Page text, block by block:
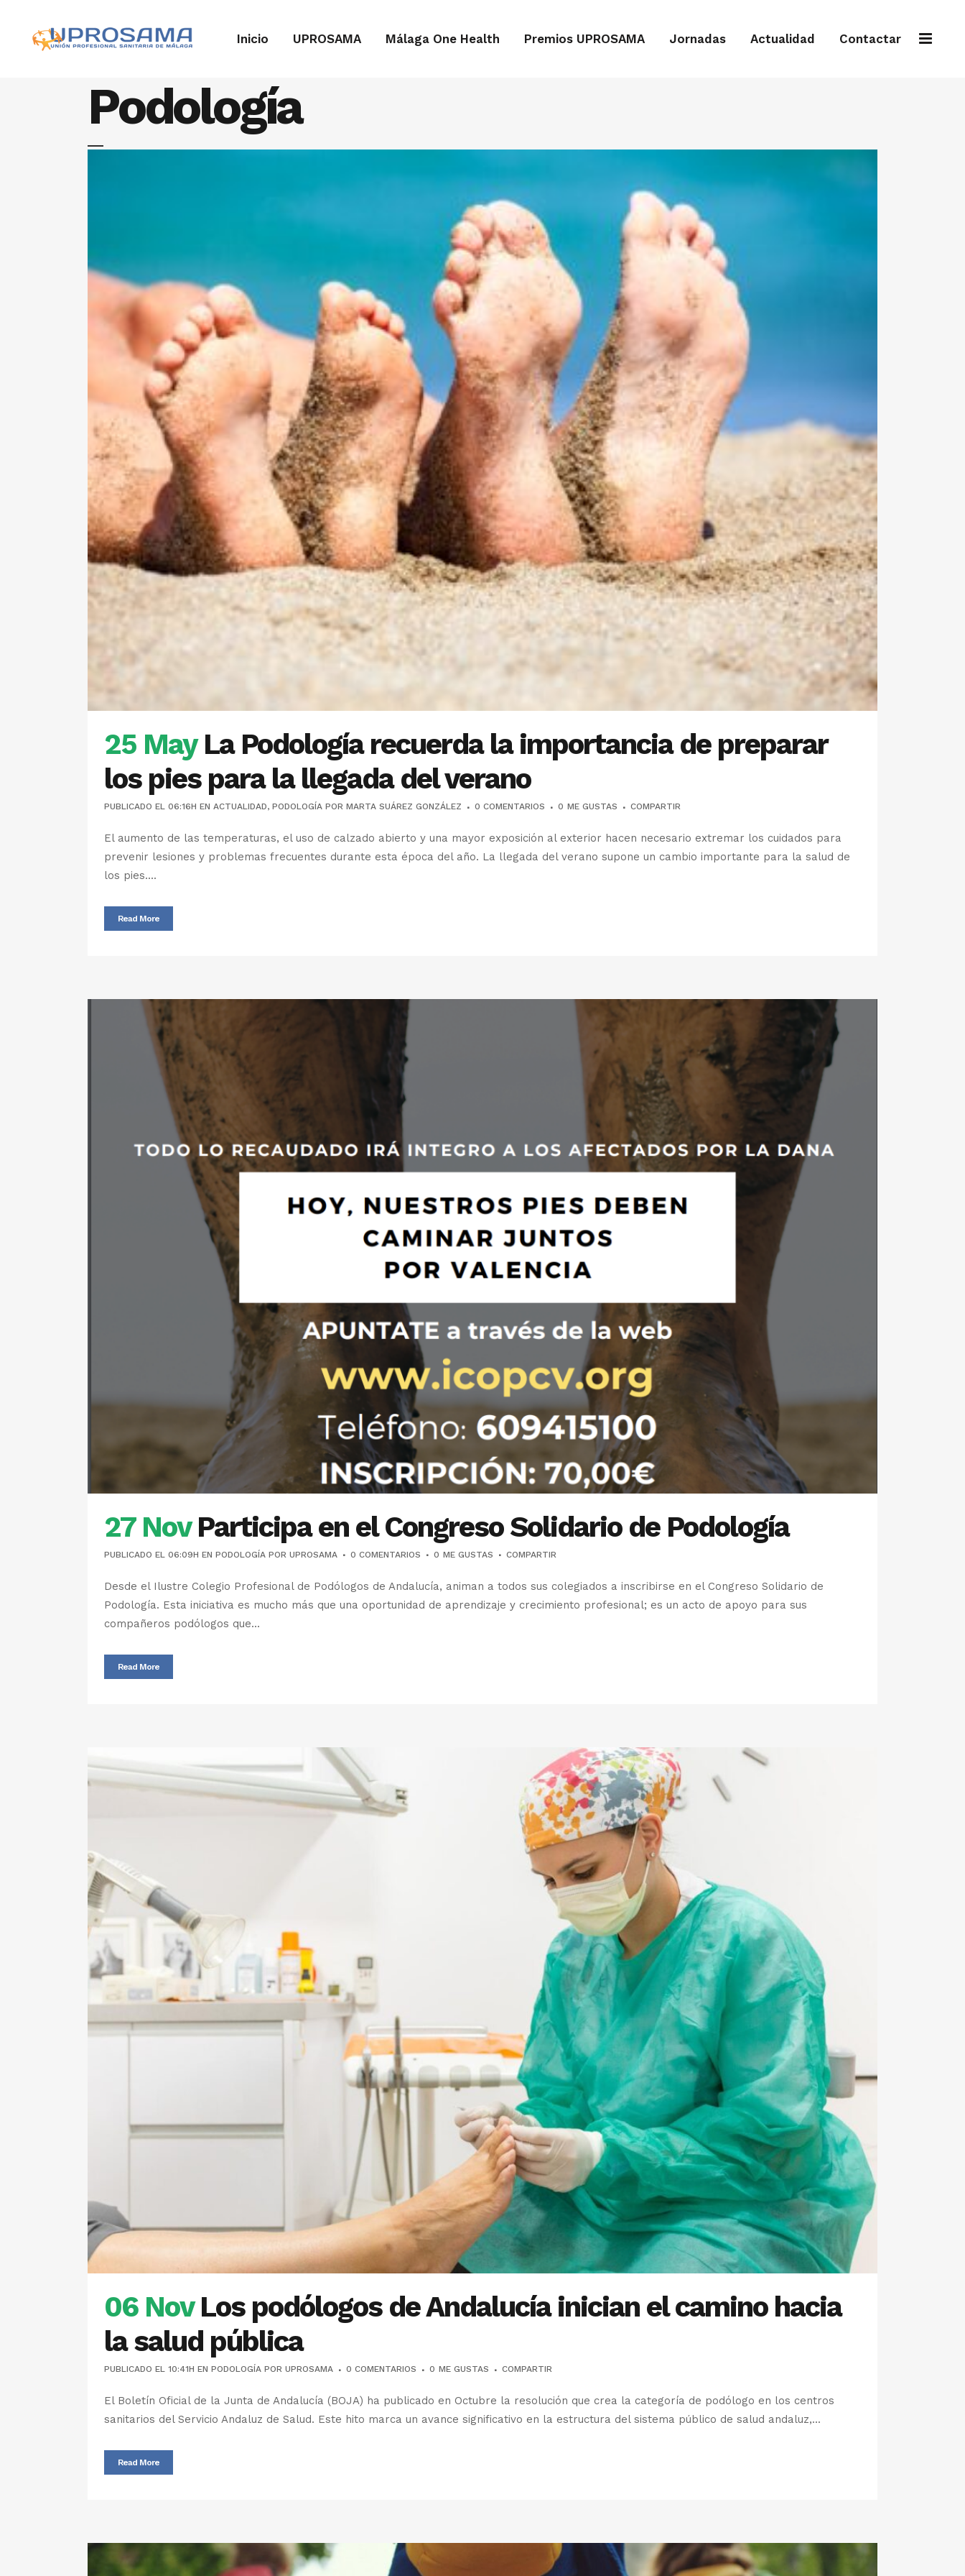
Inicio UPROSAMA Málaga One Health Premios UPROSAMA Jornadas Actualidad Contactar
Podología
25 May La Podología recuerda la importancia de preparar
los pies para la llegada del verano
PUBLICADO EL 06:16H EN ACTUALIDAD, PODOLOGÍA POR MARTA SUÁREZ GONZÁLEZ 0 COMENTARIOS 0 ME GUSTAS COMPARTIR
El aumento de las temperaturas, el uso de calzado abierto y una mayor exposición al exterior hacen necesario extremar los cuidados para
prevenir lesiones y problemas frecuentes durante esta época del año. La llegada del verano supone un cambio importante para la salud de
los pies....
Read More
27 Nov Participa en el Congreso Solidario de Podología
PUBLICADO EL 06:09H EN PODOLOGÍA POR UPROSAMA 0 COMENTARIOS 0 ME GUSTAS COMPARTIR
Desde el Ilustre Colegio Profesional de Podólogos de Andalucía, animan a todos sus colegiados a inscribirse en el Congreso Solidario de
Podología. Esta iniciativa es mucho más que una oportunidad de aprendizaje y crecimiento profesional; es un acto de apoyo para sus
compañeros podólogos que...
Read More
06 Nov Los podólogos de Andalucía inician el camino hacia
la salud pública
PUBLICADO EL 10:41H EN PODOLOGÍA POR UPROSAMA 0 COMENTARIOS 0 ME GUSTAS COMPARTIR
El Boletín Oficial de la Junta de Andalucía (BOJA) ha publicado en Octubre la resolución que crea la categoría de podólogo en los centros
sanitarios del Servicio Andaluz de Salud. Este hito marca un avance significativo en la estructura del sistema público de salud andaluz,...
Read More